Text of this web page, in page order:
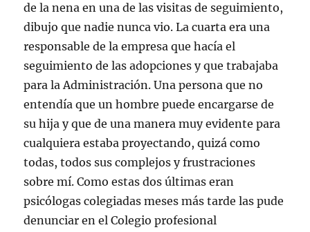
de la nena en una de las visitas de seguimiento,
dibujo que nadie nunca vio. La cuarta era una
responsable de la empresa que hacía el
seguimiento de las adopciones y que trabajaba
para la Administración. Una persona que no
entendía que un hombre puede encargarse de
su hija y que de una manera muy evidente para
cualquiera estaba proyectando, quizá como
todas, todos sus complejos y frustraciones
sobre mí. Como estas dos últimas eran
psicólogas colegiadas meses más tarde las pude
denunciar en el Colegio profesional